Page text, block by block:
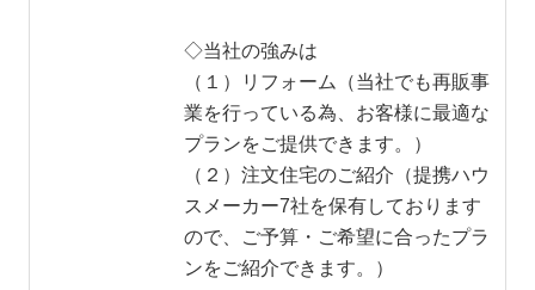
◇当社の強みは
（１）リフォーム（当社でも再販事
業を行っている為、お客様に最適な
プランをご提供できます。）
（２）注文住宅のご紹介（提携ハウ
スメーカー7社を保有しております
ので、ご予算・ご希望に合ったプラ
ンをご紹介できます。）